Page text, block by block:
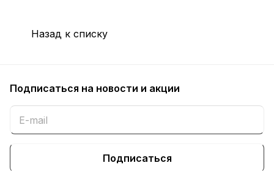
Назад к списку
Подписаться на новости и акции
Подписаться